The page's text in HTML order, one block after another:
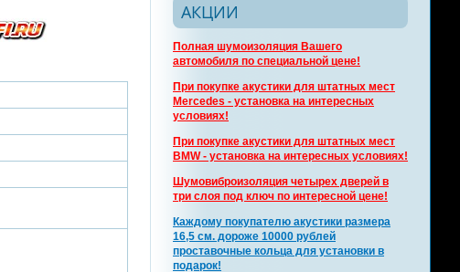
АКЦИИ
Полная шумоизоляция Вашего
автомобиля по специальной цене!
При покупке акустики для штатных мест
Mercedes - установка на интересных
условиях!
При покупке акустики для штатных мест
BMW - установка на интересных условиях!
Шумовиброизоляция четырех дверей в
три слоя под ключ по интересной цене!
Каждому покупателю акустики размера
16,5 см. дороже 10000 рублей
проставочные кольца для установки в
подарок!